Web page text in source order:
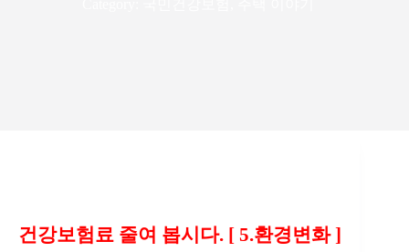
건강보험료 줄여 봅시다. [ 5.환경변화 ]